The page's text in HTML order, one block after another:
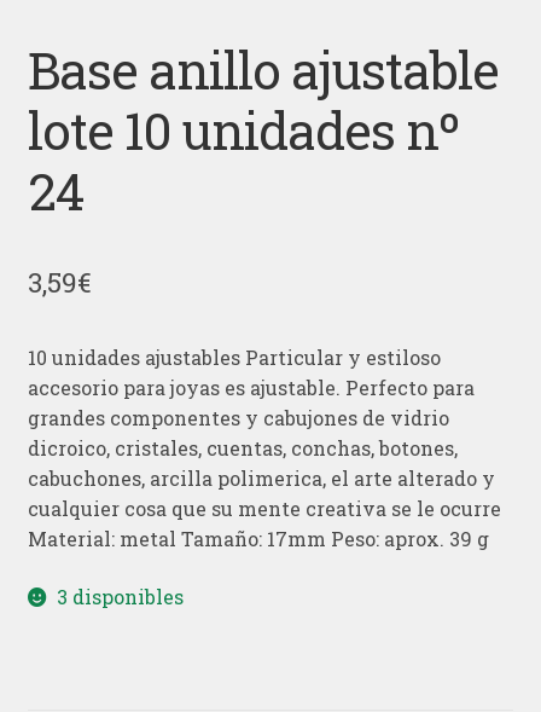
Base anillo ajustable
lote 10 unidades nº
24
3,59€
10 unidades ajustables Particular y estiloso
accesorio para joyas es ajustable. Perfecto para
grandes componentes y cabujones de vidrio
dicroico, cristales, cuentas, conchas, botones,
cabuchones, arcilla polimerica, el arte alterado y
cualquier cosa que su mente creativa se le ocurre
Material: metal Tamaño: 17mm Peso: aprox. 39 g
3 disponibles